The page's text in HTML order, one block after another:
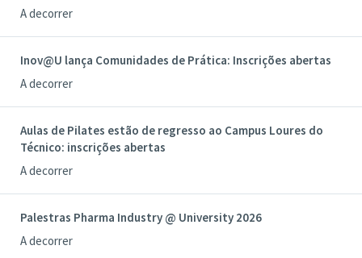
A decorrer
Inov@U lança Comunidades de Prática: Inscrições abertas
A decorrer
Aulas de Pilates estão de regresso ao Campus Loures do
Técnico: inscrições abertas
A decorrer
Palestras Pharma Industry @ University 2026
A decorrer